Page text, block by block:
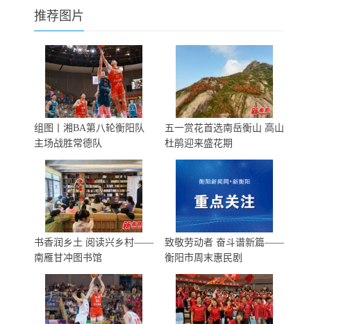
推荐图片
组图丨湘BA第八轮衡阳队
主场战胜常德队
五一赏花首选南岳衡山 高山
杜鹃迎来盛花期
书香润乡土 阅读兴乡村——
南雁甘冲图书馆
致敬劳动者 奋斗谱新篇——
衡阳市周末惠民剧